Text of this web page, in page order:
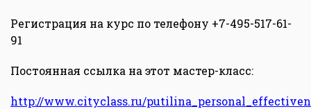
Регистрация на курс по телефону +7-495-517-61-
91
Постоянная ссылка на этот мастер-класс:
http://www.cityclass.ru/